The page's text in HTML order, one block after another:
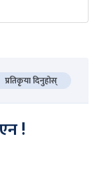
प्रतिकृया दिनुहोस्
!